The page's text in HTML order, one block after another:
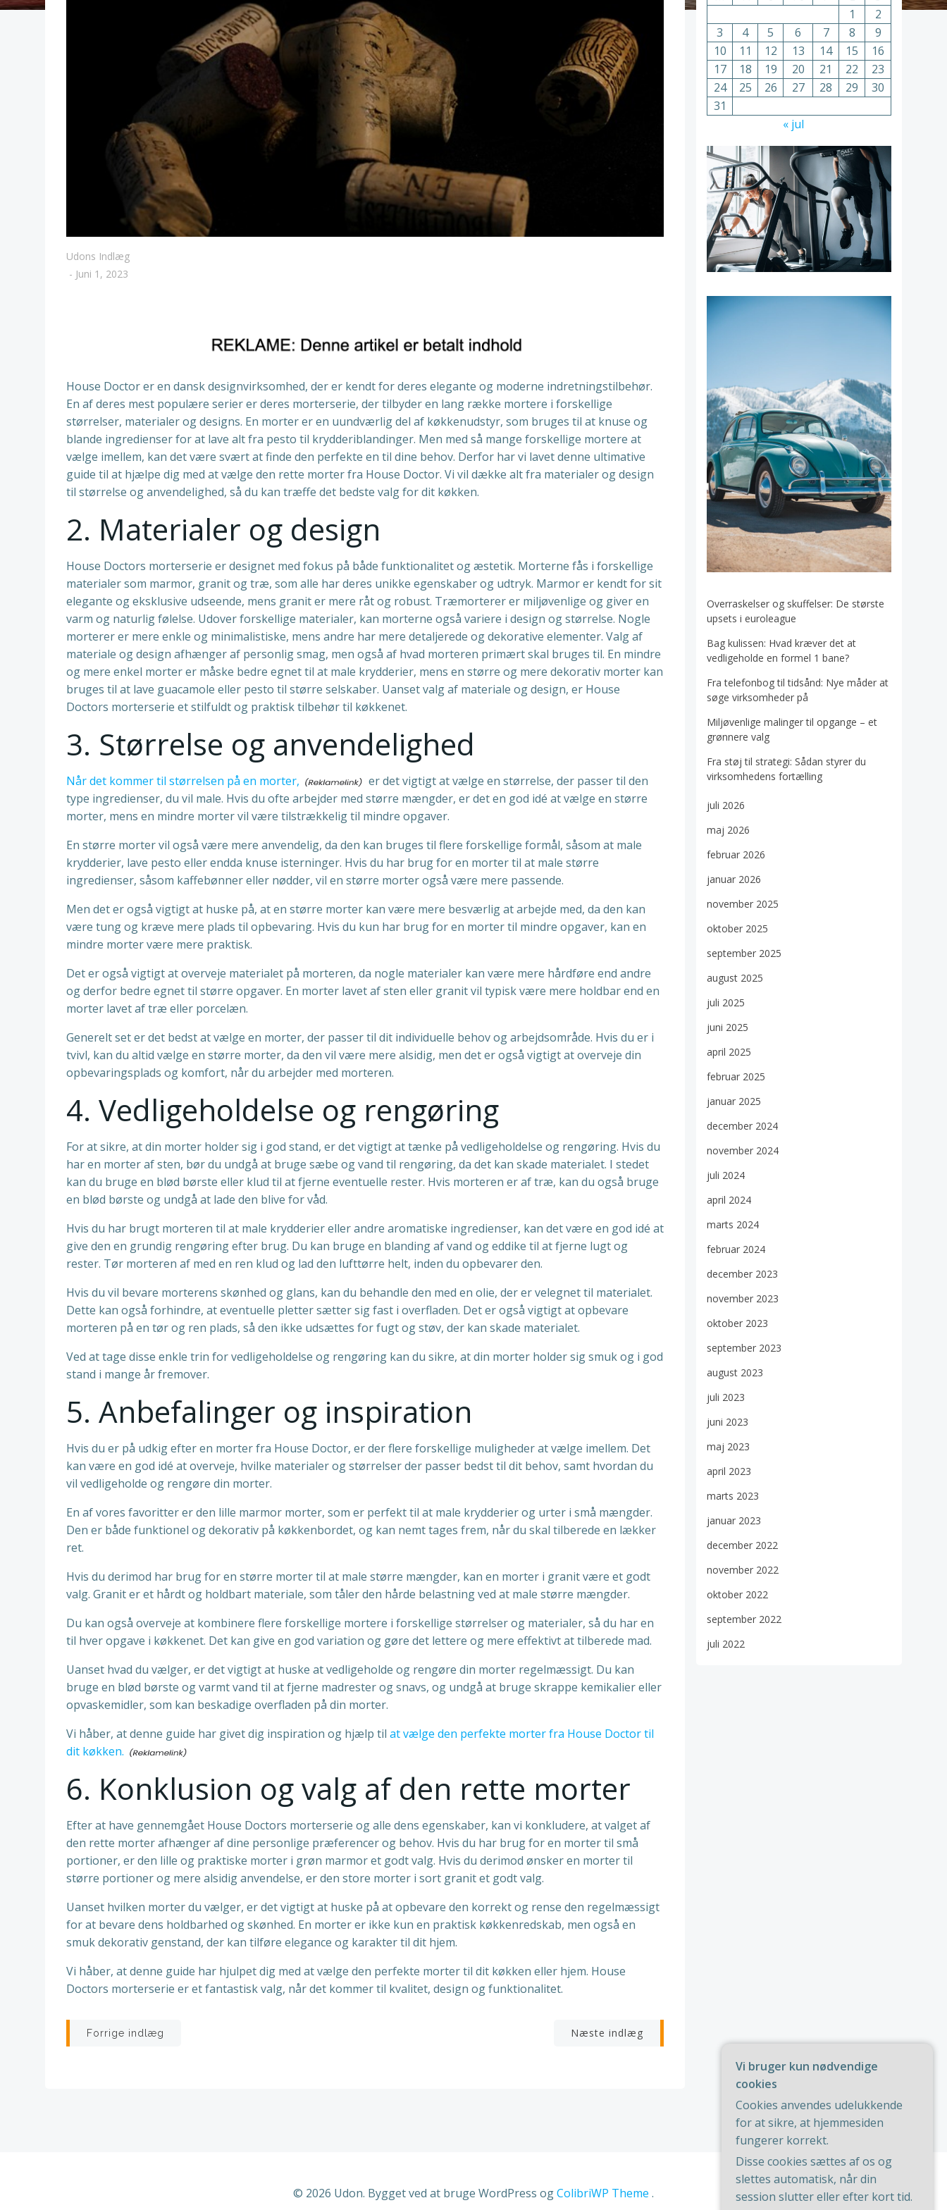
Udons Indlæg
- Juni 1, 2023
House Doctor er en dansk designvirksomhed, der er kendt for deres elegante og moderne indretningstilbehør.
En af deres mest populære serier er deres morterserie, der tilbyder en lang række mortere i forskellige
størrelser, materialer og designs. En morter er en uundværlig del af køkkenudstyr, som bruges til at knuse og
blande ingredienser for at lave alt fra pesto til krydderiblandinger. Men med så mange forskellige mortere at
vælge imellem, kan det være svært at finde den perfekte en til dine behov. Derfor har vi lavet denne ultimative
guide til at hjælpe dig med at vælge den rette morter fra House Doctor. Vi vil dække alt fra materialer og design
til størrelse og anvendelighed, så du kan træffe det bedste valg for dit køkken.
2. Materialer og design
House Doctors morterserie er designet med fokus på både funktionalitet og æstetik. Morterne fås i forskellige
materialer som marmor, granit og træ, som alle har deres unikke egenskaber og udtryk. Marmor er kendt for sit
elegante og eksklusive udseende, mens granit er mere råt og robust. Træmorterer er miljøvenlige og giver en
varm og naturlig følelse. Udover forskellige materialer, kan morterne også variere i design og størrelse. Nogle
morterer er mere enkle og minimalistiske, mens andre har mere detaljerede og dekorative elementer. Valg af
materiale og design afhænger af personlig smag, men også af hvad morteren primært skal bruges til. En mindre
og mere enkel morter er måske bedre egnet til at male krydderier, mens en større og mere dekorativ morter kan
bruges til at lave guacamole eller pesto til større selskaber. Uanset valg af materiale og design, er House
Doctors morterserie et stilfuldt og praktisk tilbehør til køkkenet.
3. Størrelse og anvendelighed
Når det kommer til størrelsen på en morter,
er det vigtigt at vælge en størrelse, der passer til den
type ingredienser, du vil male. Hvis du ofte arbejder med større mængder, er det en god idé at vælge en større
morter, mens en mindre morter vil være tilstrækkelig til mindre opgaver.
En større morter vil også være mere anvendelig, da den kan bruges til flere forskellige formål, såsom at male
krydderier, lave pesto eller endda knuse isterninger. Hvis du har brug for en morter til at male større
ingredienser, såsom kaffebønner eller nødder, vil en større morter også være mere passende.
Men det er også vigtigt at huske på, at en større morter kan være mere besværlig at arbejde med, da den kan
være tung og kræve mere plads til opbevaring. Hvis du kun har brug for en morter til mindre opgaver, kan en
mindre morter være mere praktisk.
Det er også vigtigt at overveje materialet på morteren, da nogle materialer kan være mere hårdføre end andre
og derfor bedre egnet til større opgaver. En morter lavet af sten eller granit vil typisk være mere holdbar end en
morter lavet af træ eller porcelæn.
Generelt set er det bedst at vælge en morter, der passer til dit individuelle behov og arbejdsområde. Hvis du er i
tvivl, kan du altid vælge en større morter, da den vil være mere alsidig, men det er også vigtigt at overveje din
opbevaringsplads og komfort, når du arbejder med morteren.
4. Vedligeholdelse og rengøring
For at sikre, at din morter holder sig i god stand, er det vigtigt at tænke på vedligeholdelse og rengøring. Hvis du
har en morter af sten, bør du undgå at bruge sæbe og vand til rengøring, da det kan skade materialet. I stedet
kan du bruge en blød børste eller klud til at fjerne eventuelle rester. Hvis morteren er af træ, kan du også bruge
en blød børste og undgå at lade den blive for våd.
Hvis du har brugt morteren til at male krydderier eller andre aromatiske ingredienser, kan det være en god idé at
give den en grundig rengøring efter brug. Du kan bruge en blanding af vand og eddike til at fjerne lugt og
rester. Tør morteren af med en ren klud og lad den lufttørre helt, inden du opbevarer den.
Hvis du vil bevare morterens skønhed og glans, kan du behandle den med en olie, der er velegnet til materialet.
Dette kan også forhindre, at eventuelle pletter sætter sig fast i overfladen. Det er også vigtigt at opbevare
morteren på en tør og ren plads, så den ikke udsættes for fugt og støv, der kan skade materialet.
Ved at tage disse enkle trin for vedligeholdelse og rengøring kan du sikre, at din morter holder sig smuk og i god
stand i mange år fremover.
5. Anbefalinger og inspiration
Hvis du er på udkig efter en morter fra House Doctor, er der flere forskellige muligheder at vælge imellem. Det
kan være en god idé at overveje, hvilke materialer og størrelser der passer bedst til dit behov, samt hvordan du
vil vedligeholde og rengøre din morter.
En af vores favoritter er den lille marmor morter, som er perfekt til at male krydderier og urter i små mængder.
Den er både funktionel og dekorativ på køkkenbordet, og kan nemt tages frem, når du skal tilberede en lækker
ret.
Hvis du derimod har brug for en større morter til at male større mængder, kan en morter i granit være et godt
valg. Granit er et hårdt og holdbart materiale, som tåler den hårde belastning ved at male større mængder.
Du kan også overveje at kombinere flere forskellige mortere i forskellige størrelser og materialer, så du har en
til hver opgave i køkkenet. Det kan give en god variation og gøre det lettere og mere effektivt at tilberede mad.
Uanset hvad du vælger, er det vigtigt at huske at vedligeholde og rengøre din morter regelmæssigt. Du kan
bruge en blød børste og varmt vand til at fjerne madrester og snavs, og undgå at bruge skrappe kemikalier eller
opvaskemidler, som kan beskadige overfladen på din morter.
Vi håber, at denne guide har givet dig inspiration og hjælp til at vælge den perfekte morter fra House Doctor til
dit køkken.
6. Konklusion og valg af den rette morter
Efter at have gennemgået House Doctors morterserie og alle dens egenskaber, kan vi konkludere, at valget af
den rette morter afhænger af dine personlige præferencer og behov. Hvis du har brug for en morter til små
portioner, er den lille og praktiske morter i grøn marmor et godt valg. Hvis du derimod ønsker en morter til
større portioner og mere alsidig anvendelse, er den store morter i sort granit et godt valg.
Uanset hvilken morter du vælger, er det vigtigt at huske på at opbevare den korrekt og rense den regelmæssigt
for at bevare dens holdbarhed og skønhed. En morter er ikke kun en praktisk køkkenredskab, men også en
smuk dekorativ genstand, der kan tilføre elegance og karakter til dit hjem.
Vi håber, at denne guide har hjulpet dig med at vælge den perfekte morter til dit køkken eller hjem. House
Doctors morterserie er et fantastisk valg, når det kommer til kvalitet, design og funktionalitet.
Indlægsnavigation
Forrige indlæg Indlægsnavigation
Næste indlæg
1
2
3
4 5 6 7 8
9
10
11 12 13 14 15
16
17
18 19 20 21 22
23
24
25 26 27 28 29
30
31
« jul
Overraskelser og skuffelser: De største
upsets i euroleague
Bag kulissen: Hvad kræver det at
vedligeholde en formel 1 bane?
Fra telefonbog til tidsånd: Nye måder at
søge virksomheder på
Miljøvenlige malinger til opgange – et
grønnere valg
Fra støj til strategi: Sådan styrer du
virksomhedens fortælling
juli 2026
maj 2026
februar 2026
januar 2026
november 2025
oktober 2025
september 2025
august 2025
juli 2025
juni 2025
april 2025
februar 2025
januar 2025
december 2024
november 2024
juli 2024
april 2024
marts 2024
februar 2024
december 2023
november 2023
oktober 2023
september 2023
august 2023
juli 2023
juni 2023
maj 2023
april 2023
marts 2023
januar 2023
december 2022
november 2022
oktober 2022
september 2022
juli 2022
Vi bruger kun nødvendige
cookies
Cookies anvendes udelukkende
for at sikre, at hjemmesiden
fungerer korrekt.
Disse cookies sættes af os og
slettes automatisk, når din
session slutter eller efter kort tid.